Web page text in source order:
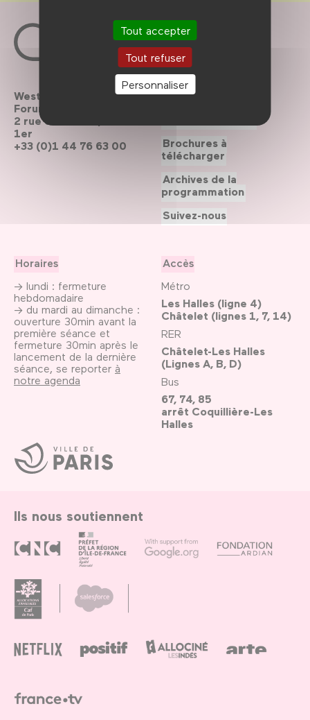
Tout accepter
Tout refuser
Personnaliser
Ville
de
Paris
Westfield
Forum des Halles
2 rue du cinéma, Paris
1er
+33 (0)1 44 76 63 00
Horaires
→ lundi : fermeture
hebdomadaire
→ du mardi au dimanche :
ouverture 30min avant la
première séance et
fermeture 30min après le
lancement de la dernière
séance, se reporter à
notre agenda
Accès
Métro
Les Halles (ligne 4)
Châtelet (lignes 1, 7, 14)
RER
Châtelet-Les Halles
(Lignes A, B, D)
Bus
67, 74, 85
arrêt Coquillière-Les
Halles
Contactez-nous
Brochures à
télécharger
Archives de la
programmation
Suivez-nous
Ils nous soutiennent